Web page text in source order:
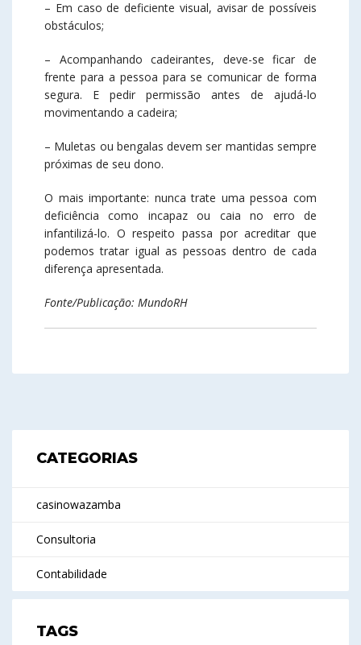
– Em caso de deficiente visual, avisar de possíveis
obstáculos;
– Acompanhando cadeirantes, deve-se ficar de
frente para a pessoa para se comunicar de forma
segura. E pedir permissão antes de ajudá-lo
movimentando a cadeira;
– Muletas ou bengalas devem ser mantidas sempre
próximas de seu dono.
O mais importante: nunca trate uma pessoa com
deficiência como incapaz ou caia no erro de
infantilizá-lo. O respeito passa por acreditar que
podemos tratar igual as pessoas dentro de cada
diferença apresentada.
Fonte/Publicação: MundoRH
CATEGORIAS
casinowazamba
Consultoria
Contabilidade
TAGS